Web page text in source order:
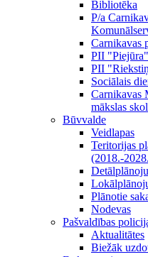
Bibliotēka
P/a
Carnikavas
PII "Piejūra"
PII
Sociālais
Carnikavas
mākslas
Būvvalde
Veidlapas
Teritorijas
(2018.-
Plānotie
Nodevas
Pašvaldības
Aktualitātes
Biežāk